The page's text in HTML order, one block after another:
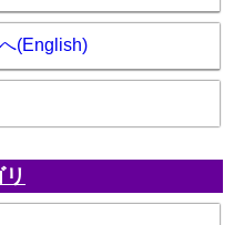
(English)